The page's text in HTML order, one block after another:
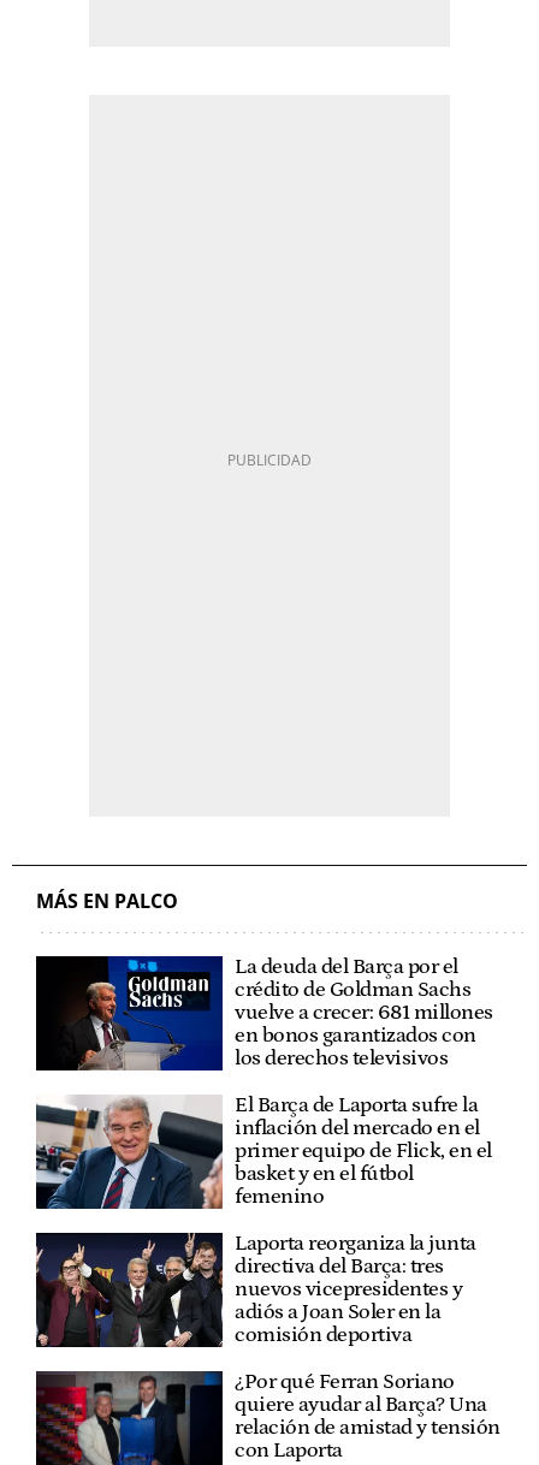
MÁS EN PALCO
La deuda del Barça por el
crédito de Goldman Sachs
vuelve a crecer: 681 millones
en bonos garantizados con
los derechos televisivos
El Barça de Laporta sufre la
inflación del mercado en el
primer equipo de Flick, en el
basket y en el fútbol
femenino
Laporta reorganiza la junta
directiva del Barça: tres
nuevos vicepresidentes y
adiós a Joan Soler en la
comisión deportiva
¿Por qué Ferran Soriano
quiere ayudar al Barça? Una
relación de amistad y tensión
con Laporta